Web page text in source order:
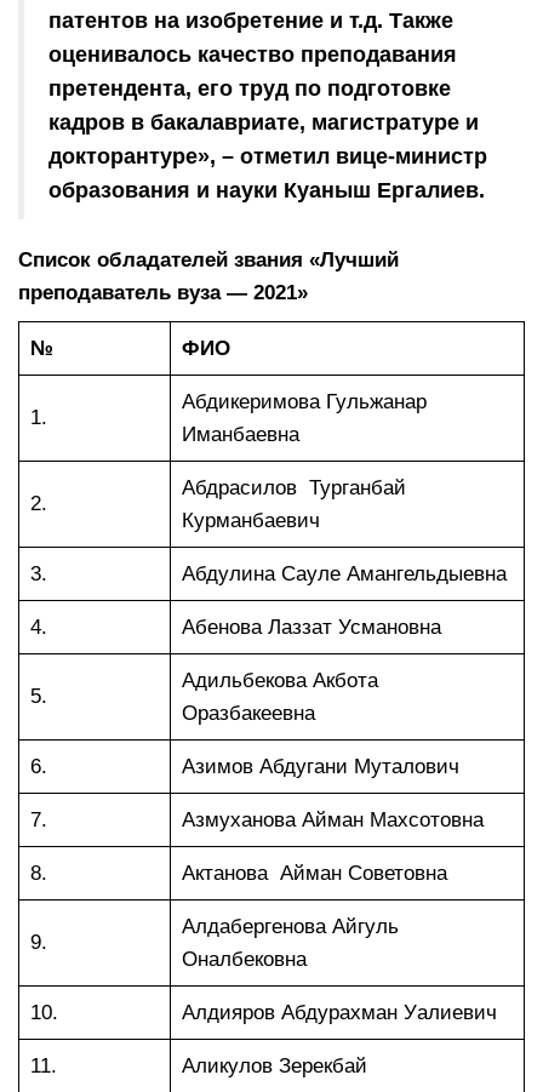
патентов на изобретение и т.д. Также
оценивалось качество преподавания
претендента, его труд по подготовке
кадров в бакалавриате, магистратуре и
докторантуре», – отметил вице-министр
образования и науки Куаныш Ергалиев.
Список обладателей звания «Лучший
преподаватель вуза — 2021»
№ ФИО
1.
Абдикеримова Гульжанар
Иманбаевна
2.
Абдрасилов Турганбай
Курманбаевич
3. Абдулина Сауле Амангельдыевна
4. Абенова Лаззат Усмановна
5.
Адильбекова Акбота
Оразбакеевна
6. Азимов Абдугани Муталович
7. Азмуханова Айман Махсотовна
8. Актанова Айман Советовна
9.
Алдабергенова Айгуль
Оналбековна
10. Алдияров Абдурахман Уалиевич
11. Аликулов Зерекбай